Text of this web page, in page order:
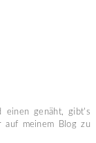
einen genäht, gibt's
auf meinem Blog zu